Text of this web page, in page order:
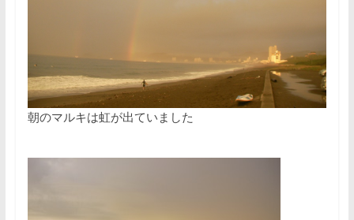
朝のマルキは虹が出ていました